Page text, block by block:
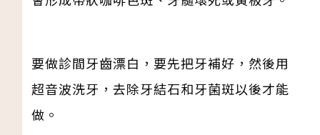
要做診間牙齒漂白，要先把牙補好，然後用
超音波洗牙，去除牙結石和牙菌斑以後才能
做。